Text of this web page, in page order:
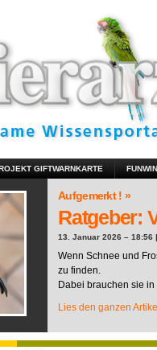
GIFTWARNKARTE
Aufgemerkt ! »
Ratgeber:
13. Januar 2026 – 18:56 |
Wenn Schnee und
zu finden.
Dabei brauchen sie
Lies den ganzen